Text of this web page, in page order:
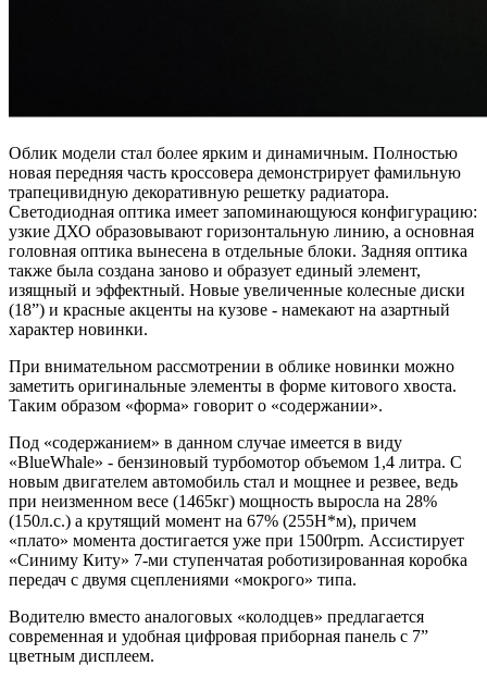
Облик модели стал более ярким и динамичным. Полностью
новая передняя часть кроссовера демонстрирует фамильную
трапецивидную декоративную решетку радиатора.
Светодиодная оптика имеет запоминающуюся конфигурацию:
узкие ДХО образовывают горизонтальную линию, а основная
головная оптика вынесена в отдельные блоки. Задняя оптика
также была создана заново и образует единый элемент,
изящный и эффектный. Новые увеличенные колесные диски
(18”) и красные акценты на кузове - намекают на азартный
характер новинки.
При внимательном рассмотрении в облике новинки можно
заметить оригинальные элементы в форме китового хвоста.
Таким образом «форма» говорит о «содержании».
Под «содержанием» в данном случае имеется в виду
«BlueWhale» - бензиновый турбомотор объемом 1,4 литра. С
новым двигателем автомобиль стал и мощнее и резвее, ведь
при неизменном весе (1465кг) мощность выросла на 28%
(150л.с.) а крутящий момент на 67% (255Н*м), причем
«плато» момента достигается уже при 1500rpm. Ассистирует
«Синиму Киту» 7-ми ступенчатая роботизированная коробка
передач с двумя сцеплениями «мокрого» типа.
Водителю вместо аналоговых «колодцев» предлагается
современная и удобная цифровая приборная панель с 7”
цветным дисплеем.